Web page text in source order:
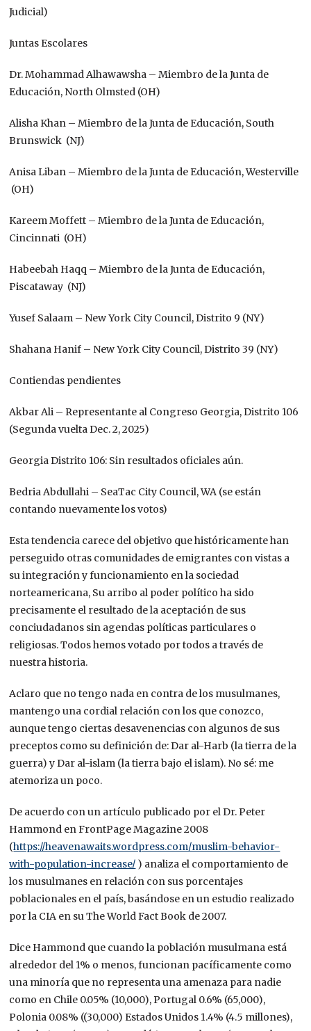
Judicial)
Juntas Escolares
Dr. Mohammad Alhawawsha – Miembro de la Junta de
Educación, North Olmsted (OH)
Alisha Khan – Miembro de la Junta de Educación, South
Brunswick (NJ)
Anisa Liban – Miembro de la Junta de Educación, Westerville
(OH)
Kareem Moffett – Miembro de la Junta de Educación,
Cincinnati (OH)
Habeebah Haqq – Miembro de la Junta de Educación,
Piscataway (NJ)
Yusef Salaam – New York City Council, Distrito 9 (NY)
Shahana Hanif – New York City Council, Distrito 39 (NY)
Contiendas pendientes
Akbar Ali – Representante al Congreso Georgia, Distrito 106
(Segunda vuelta Dec. 2, 2025)
Georgia Distrito 106: Sin resultados oficiales aún.
Bedria Abdullahi – SeaTac City Council, WA (se están
contando nuevamente los votos)
Esta tendencia carece del objetivo que históricamente han
perseguido otras comunidades de emigrantes con vistas a
su integración y funcionamiento en la sociedad
norteamericana, Su arribo al poder político ha sido
precisamente el resultado de la aceptación de sus
conciudadanos sin agendas políticas particulares o
religiosas. Todos hemos votado por todos a través de
nuestra historia.
Aclaro que no tengo nada en contra de los musulmanes,
mantengo una cordial relación con los que conozco,
aunque tengo ciertas desavenencias con algunos de sus
preceptos como su definición de: Dar al-Harb (la tierra de la
guerra) y Dar al-islam (la tierra bajo el islam). No sé: me
atemoriza un poco.
De acuerdo con un artículo publicado por el Dr. Peter
Hammond en FrontPage Magazine 2008
(https://heavenawaits.wordpress.com/muslim-behavior-
with-population-increase/ ) analiza el comportamiento de
los musulmanes en relación con sus porcentajes
poblacionales en el país, basándose en un estudio realizado
por la CIA en su The World Fact Book de 2007.
Dice Hammond que cuando la población musulmana está
alrededor del 1% o menos, funcionan pacíficamente como
una minoría que no representa una amenaza para nadie
como en Chile 0.05% (10,000), Portugal 0.6% (65,000),
Polonia 0.08% ((30,000) Estados Unidos 1.4% (4.5 millones),